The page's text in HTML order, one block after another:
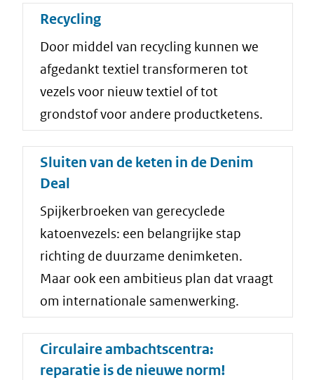
Recycling
Door middel van recycling kunnen we
afgedankt textiel transformeren tot
vezels voor nieuw textiel of tot
grondstof voor andere productketens.
Sluiten van de keten in de Denim
Deal
Spijkerbroeken van gerecyclede
katoenvezels: een belangrijke stap
richting de duurzame denimketen.
Maar ook een ambitieus plan dat vraagt
om internationale samenwerking.
Circulaire ambachtscentra:
reparatie is de nieuwe norm!